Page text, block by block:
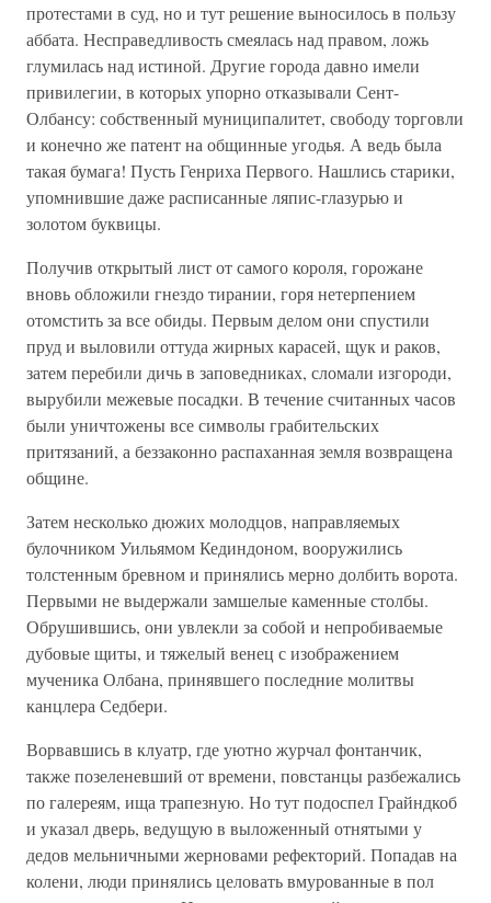
протестами в суд, но и тут решение выносилось в пользу
аббата. Несправедливость смеялась над правом, ложь
глумилась над истиной. Другие города давно имели
привилегии, в которых упорно отказывали Сент-
Олбансу: собственный муниципалитет, свободу торговли
и конечно же патент на общинные угодья. А ведь была
такая бумага! Пусть Генриха Первого. Нашлись старики,
упомнившие даже расписанные ляпис-глазурью и
золотом буквицы.
Получив открытый лист от самого короля, горожане
вновь обложили гнездо тирании, горя нетерпением
отомстить за все обиды. Первым делом они спустили
пруд и выловили оттуда жирных карасей, щук и раков,
затем перебили дичь в заповедниках, сломали изгороди,
вырубили межевые посадки. В течение считанных часов
были уничтожены все символы грабительских
притязаний, а беззаконно распаханная земля возвращена
общине.
Затем несколько дюжих молодцов, направляемых
булочником Уильямом Кединдоном, вооружились
толстенным бревном и принялись мерно долбить ворота.
Первыми не выдержали замшелые каменные столбы.
Обрушившись, они увлекли за собой и непробиваемые
дубовые щиты, и тяжелый венец с изображением
мученика Олбана, принявшего последние молитвы
канцлера Седбери.
Ворвавшись в клуатр, где уютно журчал фонтанчик,
также позеленевший от времени, повстанцы разбежались
по галереям, ища трапезную. Но тут подоспел Грайндкоб
и указал дверь, ведущую в выложенный отнятыми у
дедов мельничными жерновами рефекторий. Попадав на
колени, люди принялись целовать вмурованные в пол